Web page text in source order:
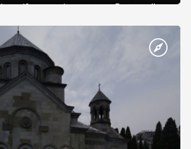
імператору Василю ІІ, та
став Василем-християнином.
На честь Херсонесу Таврійського